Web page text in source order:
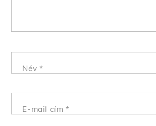
Név *
E-mail cím*